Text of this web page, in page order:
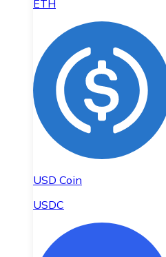
ETH
USD Coin
USDC